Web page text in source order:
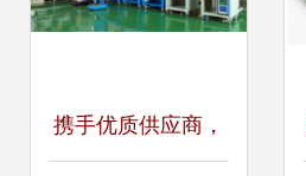
携手优质供应商，